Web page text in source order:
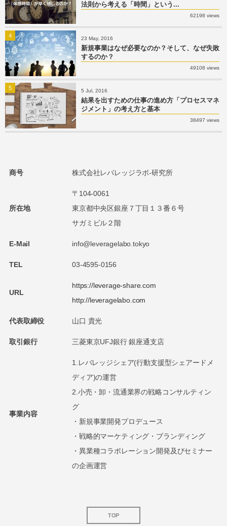
法則から考える「時間」という...
62198 views
23 May, 2016
新規事業はなぜ必要なのか？そして、なぜ失敗
するのか？
49108 views
4
5 Jul, 2016
結果を出すための仕事の進め方「プロセスマネ
ジメント」の考え方と基本
38497 views
5
商号 株式会社レバレッジラボ-研究所
所在地
〒104-0061
東京都中央区銀座７丁目１３番６号
サガミビル２階
E-Mail info@leveragelabo.tokyo
TEL 03-4595-0156
URL
https://leverage-share.com
http://leveragelabo.com
代表取締役 山口 貴光
取引銀行 三菱東京UFJ銀行 銀座通支店
事業内容
1.レバレッジシェア(行動支援型シェアードメ
ディア)の運営
2.小売・卸・流通業界の戦略コンサルティン
グ
・新規事業開発プロデュース
・戦略的マーケティング・ブランディング
・異業種コラボレーション開発及びセミナー
の企画運営
TOP